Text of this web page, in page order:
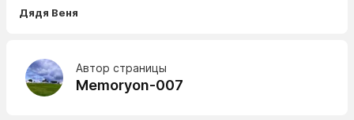
Дядя Веня
Автор страницы
Memoryon-007